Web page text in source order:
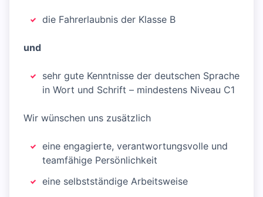
die Fahrerlaubnis der Klasse B
und
sehr gute Kenntnisse der deutschen Sprache
in Wort und Schrift – mindestens Niveau C1
Wir wünschen uns zusätzlich
eine engagierte, verantwortungsvolle und
teamfähige Persönlichkeit
eine selbstständige Arbeitsweise